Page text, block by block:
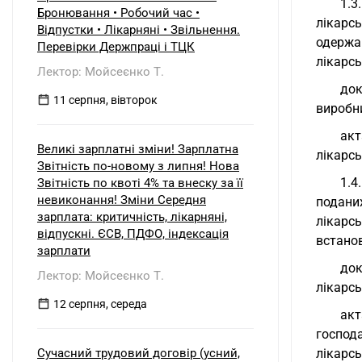
Бронювання • Робочий час •
Відпустки • Лікарняні • Звільнення.
Перевірки Держпраці і ТЦК
Лектор: Мойсеєнко Т.
11 серпня, вівторок
Великі зарплатні зміни! Зарплатна
Звітність по-новому з липня! Нова
Звітність по квоті 4% та внеску за її
невиконання! Зміни Середня
зарплата: критичність, лікарняні,
відпускні. ЄСВ, ПДФО, індексація
зарплати
Лектор: Мойсеєнко Т.
12 серпня, середа
Сучасний трудовий договір (усний,